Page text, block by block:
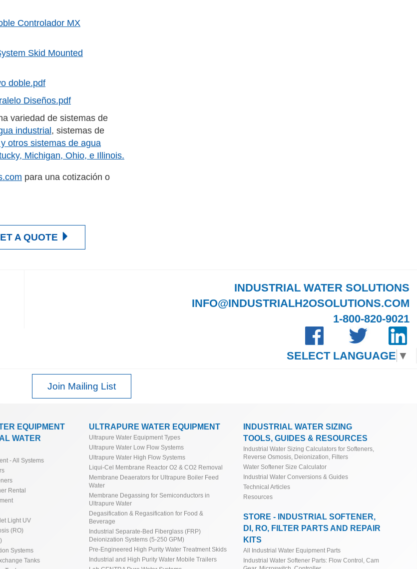
Controlador MX
Skid Mounted
doble.pdf
Diseños.pdf
variedad de sistemas de
industrial , sistemas de
otros sistemas de agua
Michigan, Ohio, e Illinois.
para una cotización o
A QUOTE
INDUSTRIAL WATER SOLUTIONS
INFO@INDUSTRIALH2OSOLUTIONS.COM
1-800-820-9021
SELECT LANGUAGE ▼
Join Mailing List
EQUIPMENT
WATER
- All Systems
Rental
Light UV
(RO)
Systems
Tanks
ULTRAPURE WATER EQUIPMENT
Ultrapure Water Equipment Types
Ultrapure Water Low Flow Systems
Ultrapure Water High Flow Systems
Liqui-Cel Membrane Reactor O2 & CO2 Removal
Membrane Deaerators for Ultrapure Boiler Feed
Water
Membrane Degassing for Semiconductors in
Ultrapure Water
Degasification & Regasification for Food &
Beverage
Industrial Separate-Bed Fiberglass (FRP)
Deionization Systems (5-250 GPM)
Pre-Engineered High Purity Water Treatment Skids
Industrial and High Purity Water Mobile Trailers
INDUSTRIAL WATER SIZING
TOOLS, GUIDES & RESOURCES
Industrial Water Sizing Calculators for Softeners,
Reverse Osmosis, Deionization, Filters
Water Softener Size Calculator
Industrial Water Conversions & Guides
Technical Articles
Resources
STORE - INDUSTRIAL SOFTENER,
DI, RO, FILTER PARTS AND REPAIR
KITS
All Industrial Water Equipment Parts
Industrial Water Softener Parts: Flow Control, Cam